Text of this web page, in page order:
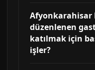
Afyonkarahisar
düzenlenen
katılmak için
işler?